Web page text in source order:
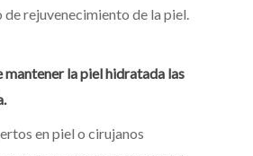
rejuvenecimiento de la piel.
mantener la piel hidratada las
en piel o cirujanos